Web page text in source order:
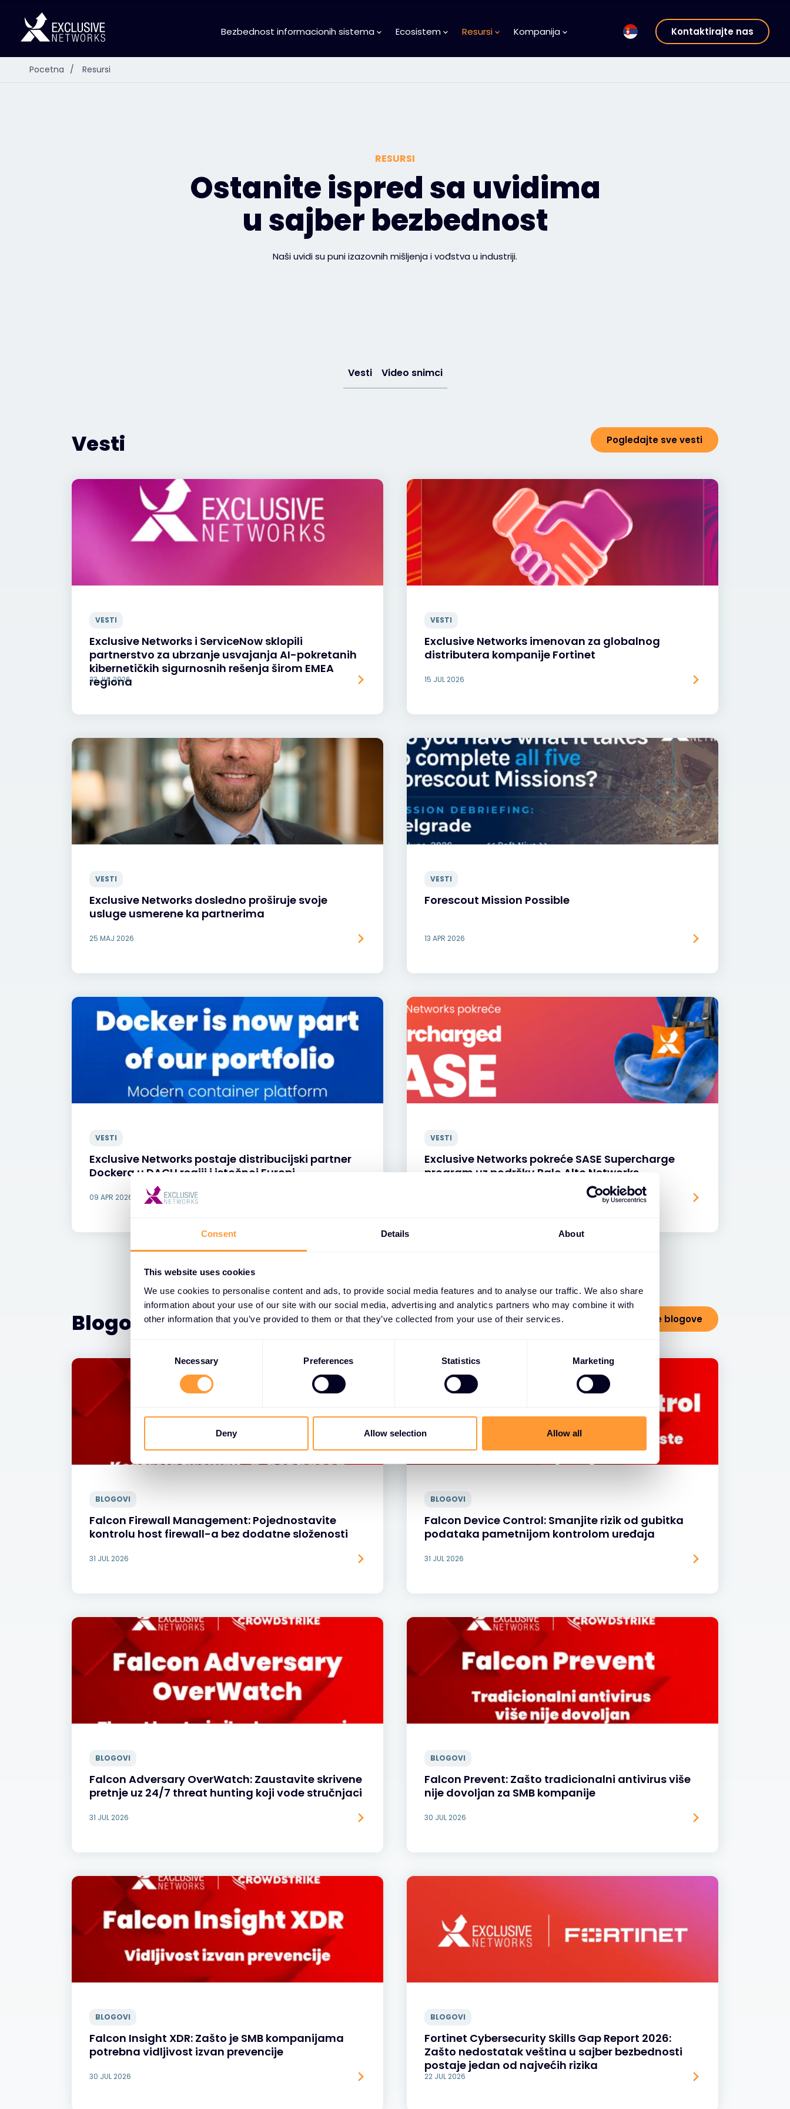
Consent Details About
This website uses cookies
We use cookies to personalise content and ads, to provide social media features and to analyse our traffic. We also share
information about your use of our site with our social media, advertising and analytics partners who may combine it with
other information that you’ve provided to them or that they’ve collected from your use of their services.
o
e
t
i
Necessary Preferences Statistics Marketing
Deny Allow selection Allow all
Bezbednost informacionih sistema Ecosistem Resursi Kompanija Kontaktirajte nas
Pocetna / Resursi
RESURSI
Ostanite ispred sa uvidima
u sajber bezbednost
Naši uvidi su puni izazovnih mišljenja i vođstva u industriji.
Vesti Video snimci
Vesti Pogledajte sve vesti
VESTI
Exclusive Networks i ServiceNow sklopili
partnerstvo za ubrzanje usvajanja AI-pokretanih
kibernetičkih sigurnosnih rešenja širom EMEA
regiona
23 JUL 2026
VESTI
Exclusive Networks imenovan za globalnog
distributera kompanije Fortinet
15 JUL 2026
VESTI
Exclusive Networks dosledno proširuje svoje
usluge usmerene ka partnerima
25 MAJ 2026
VESTI
Forescout Mission Possible
13 APR 2026
VESTI
Exclusive Networks postaje distribucijski partner
Dockera u DACH regiji i istočnoj Europi
09 APR 2026
VESTI
Exclusive Networks pokreće SASE Supercharge
program uz podršku Palo Alto Networks
Blogovi Pogledajte sve blogove
BLOGOVI
Falcon Firewall Management: Pojednostavite
kontrolu host firewall-a bez dodatne složenosti
31 JUL 2026
BLOGOVI
Falcon Device Control: Smanjite rizik od gubitka
podataka pametnijom kontrolom uređaja
31 JUL 2026
BLOGOVI
Falcon Adversary OverWatch: Zaustavite skrivene
pretnje uz 24/7 threat hunting koji vode stručnjaci
31 JUL 2026
BLOGOVI
Falcon Prevent: Zašto tradicionalni antivirus više
nije dovoljan za SMB kompanije
30 JUL 2026
BLOGOVI
Falcon Insight XDR: Zašto je SMB kompanijama
potrebna vidljivost izvan prevencije
30 JUL 2026
BLOGOVI
Fortinet Cybersecurity Skills Gap Report 2026:
Zašto nedostatak veština u sajber bezbednosti
postaje jedan od najvećih rizika
22 JUL 2026